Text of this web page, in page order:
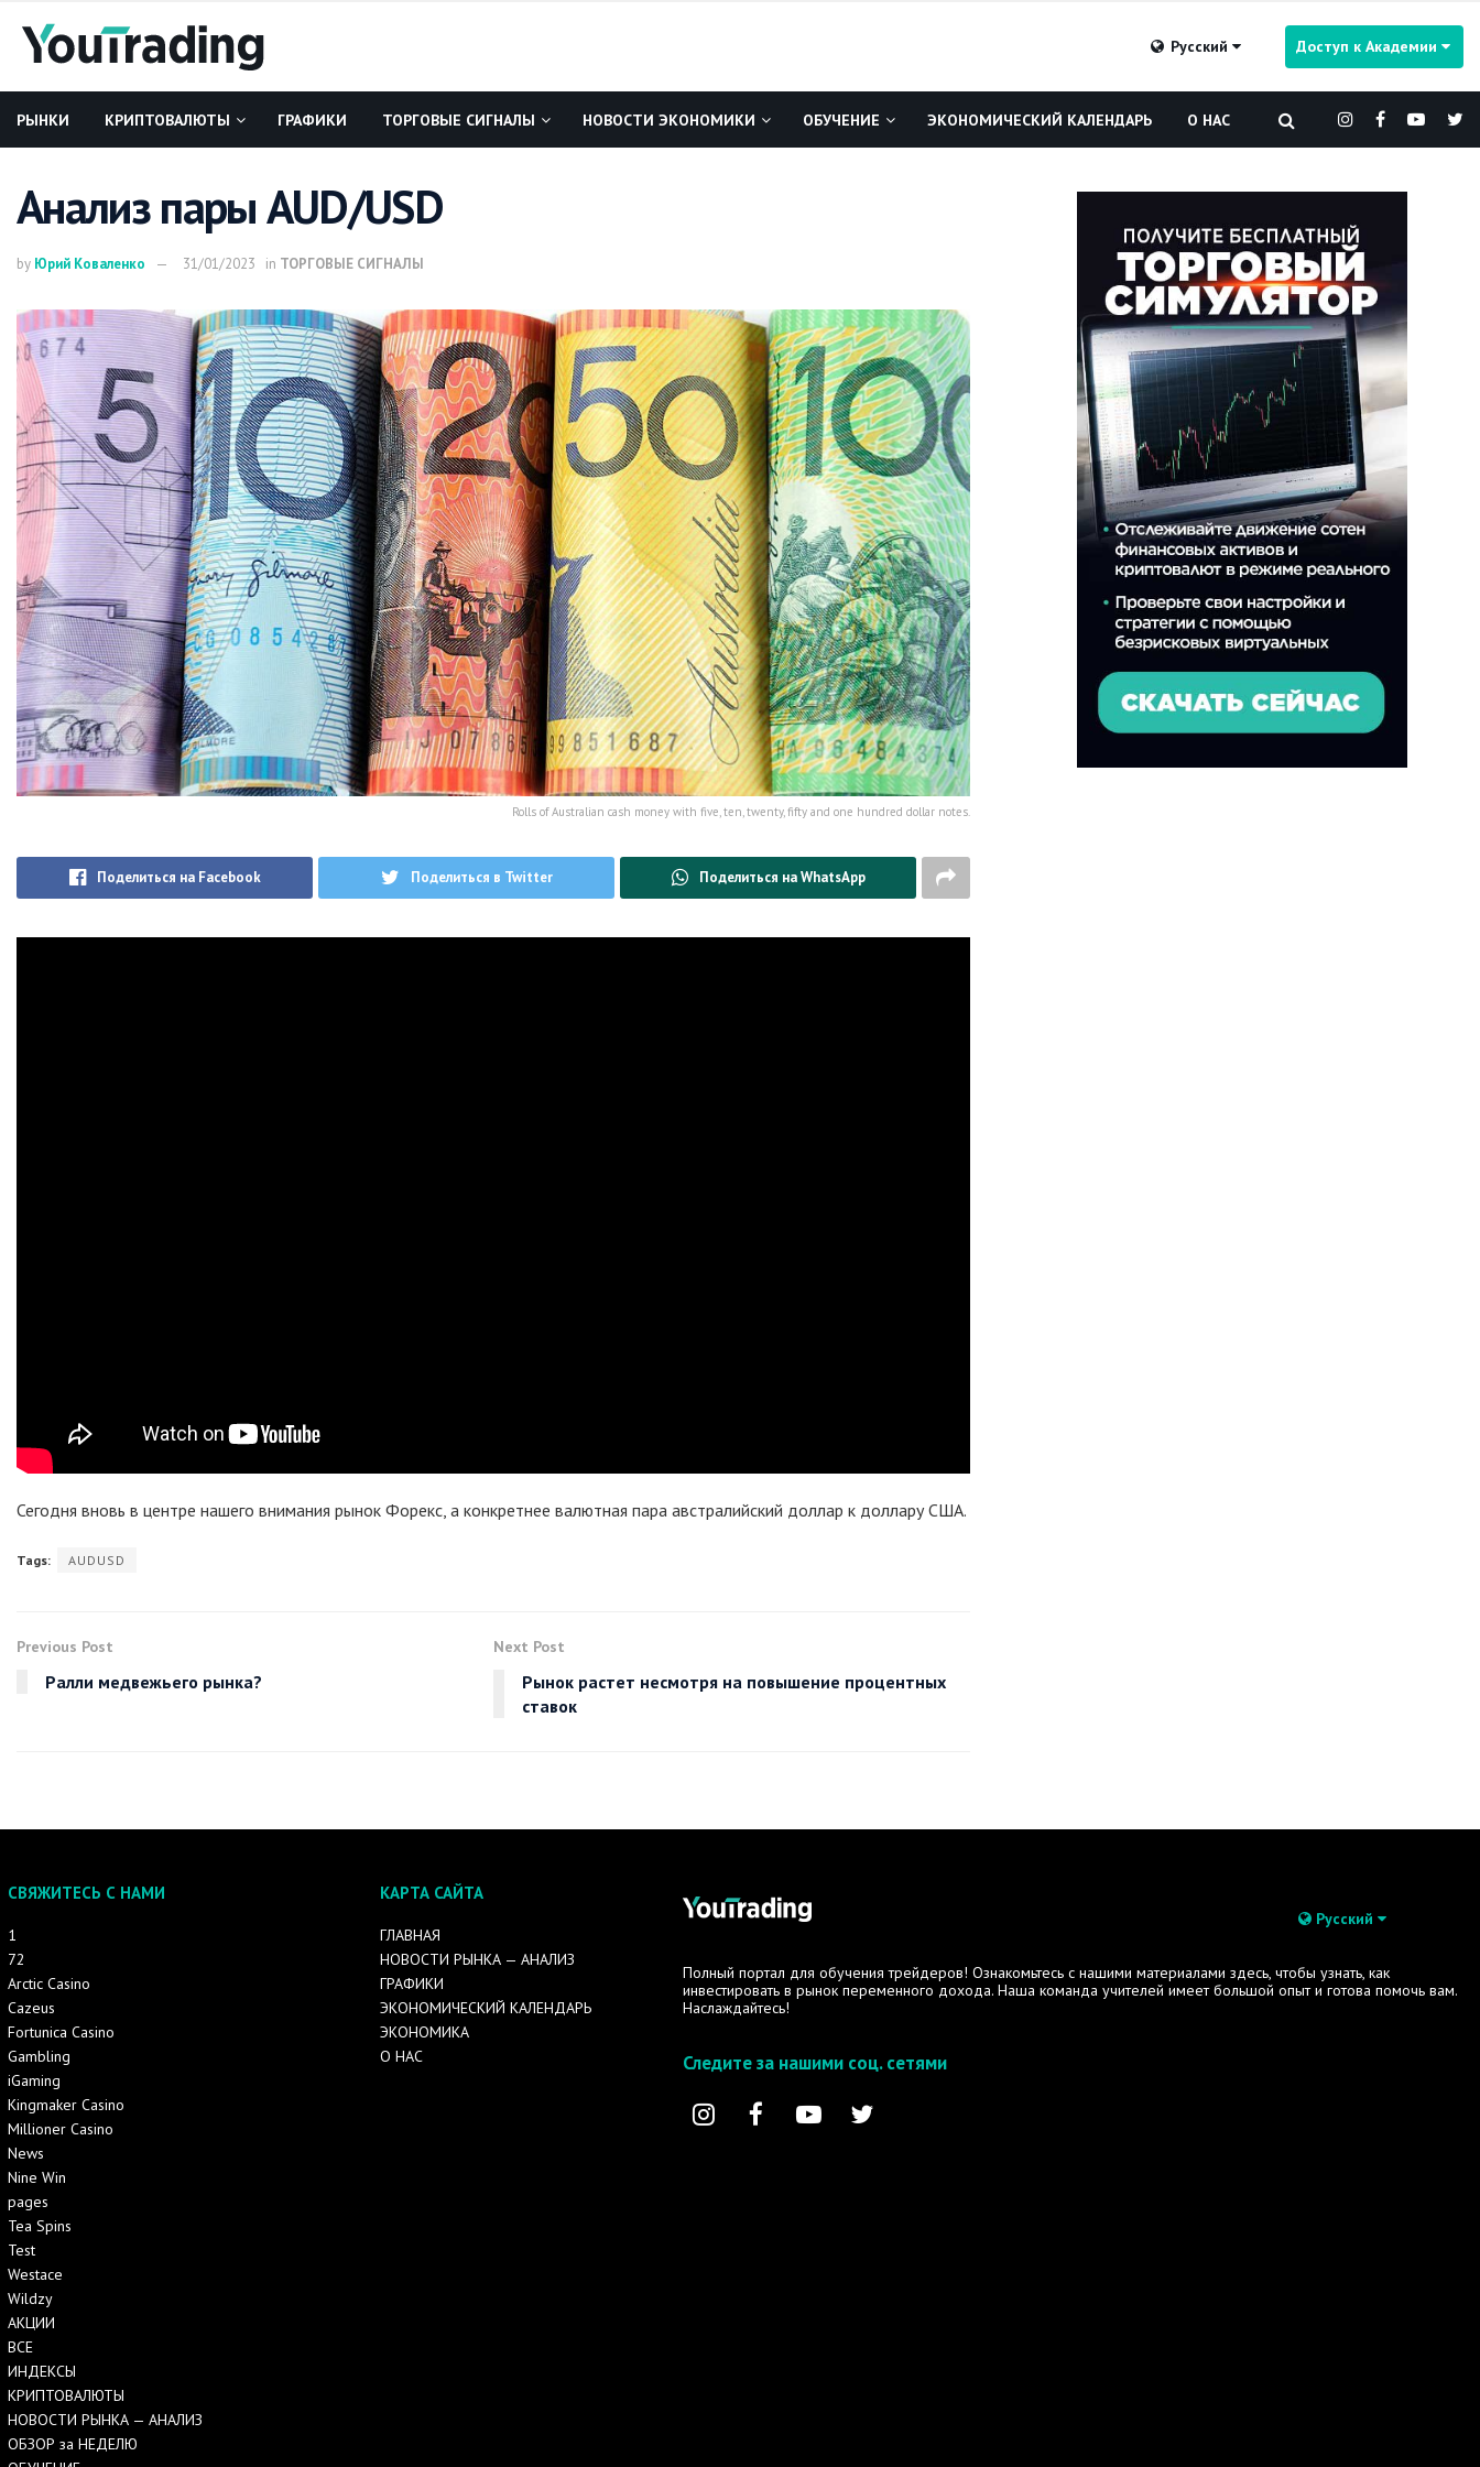
Русский Доступ к Академии
РЫНКИ КРИПТОВАЛЮТЫ ГРАФИКИ ТОРГОВЫЕ СИГНАЛЫ НОВОСТИ ЭКОНОМИКИ ОБУЧЕНИЕ ЭКОНОМИЧЕСКИЙ КАЛЕНДАРЬ О НАС
Анализ пары AUD/USD
by Юрий Коваленко 31/01/2023 in ТОРГОВЫЕ СИГНАЛЫ
Rolls of Australian cash money with five, ten, twenty, fifty and one hundred dollar notes.
Поделиться на Facebook Поделиться в Twitter Поделиться на WhatsApp
Сегодня вновь в центре нашего внимания рынок Форекс, а конкретнее валютная пара австралийский доллар к доллару США.
Tags: AUDUSD
Previous Post
Ралли медвежьего рынка?
Next Post
Рынок растет несмотря на повышение процентных
ставок
СВЯЖИТЕСЬ С НАМИ
1
72
Arctic Casino
Cazeus
Fortunica Casino
Gambling
iGaming
Kingmaker Casino
Millioner Casino
News
Nine Win
pages
Tea Spins
Test
Westace
Wildzy
АКЦИИ
ВСЕ
ИНДЕКСЫ
КРИПТОВАЛЮТЫ
НОВОСТИ РЫНКА — АНАЛИЗ
ОБЗОР за НЕДЕЛЮ
КАРТА САЙТА
ГЛАВНАЯ
НОВОСТИ РЫНКА — АНАЛИЗ
ГРАФИКИ
ЭКОНОМИЧЕСКИЙ КАЛЕНДАРЬ
ЭКОНОМИКА
О НАС
Русский
Полный портал для обучения трейдеров! Ознакомьтесь с нашими материалами здесь, чтобы узнать, как
инвестировать в рынок переменного дохода. Наша команда учителей имеет большой опыт и готова помочь вам.
Наслаждайтесь!
Следите за нашими соц. сетями